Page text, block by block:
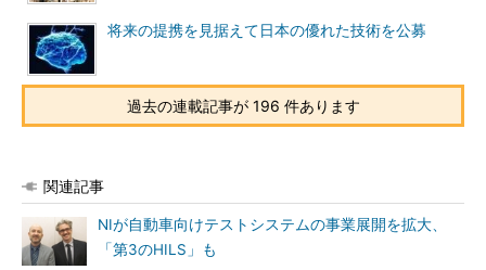
将来の提携を見据えて日本の優れた技術を公募
過去の連載記事が 196 件あります
関連記事
NIが自動車向けテストシステムの事業展開を拡大、
「第3のHILS」も